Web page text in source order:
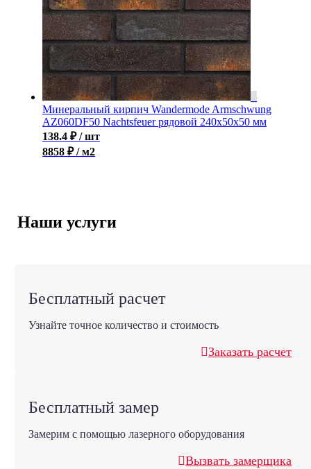
Минеральный кирпич Wandermode Armschwung
AZ060DF50 Nachtsfeuer рядовой 240x50x50 мм
138.4 ₽ / шт
8858 ₽ / м2
Наши услуги
Бесплатный расчет
Узнайте точное количество и стоимость
Заказать расчет
Бесплатный замер
Замерим с помощью лазерного оборудования
Вызвать замерщика